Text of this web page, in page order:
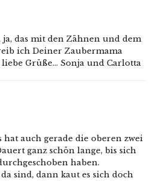
ja, das mit den Zähnen und dem
ich Deiner Zaubermama
Grüße… Sonja und Carlotta
auch gerade die oberen zwei
ganz schön lange, bis sich
haben.
sind, dann kaut es sich doch